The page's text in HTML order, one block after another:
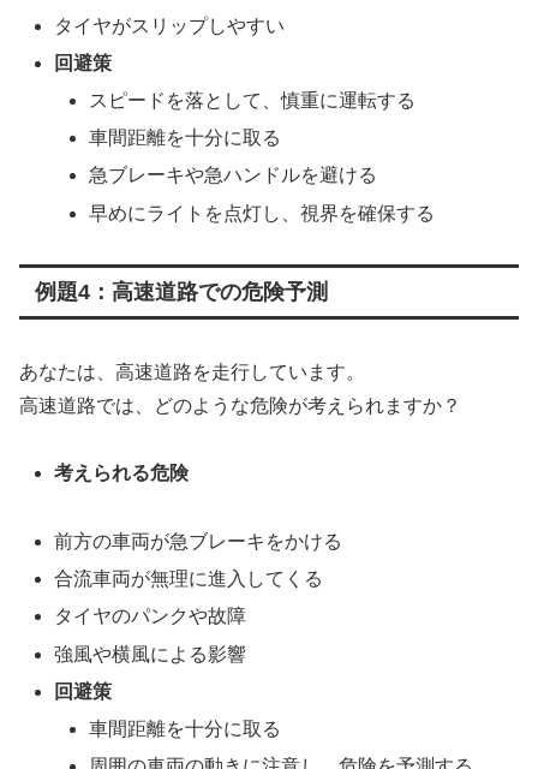
タイヤがスリップしやすい
回避策
スピードを落として、慎重に運転する
車間距離を十分に取る
急ブレーキや急ハンドルを避ける
早めにライトを点灯し、視界を確保する
例題4：高速道路での危険予測
あなたは、高速道路を走行しています。
高速道路では、どのような危険が考えられますか？
考えられる危険
前方の車両が急ブレーキをかける
合流車両が無理に進入してくる
タイヤのパンクや故障
強風や横風による影響
回避策
車間距離を十分に取る